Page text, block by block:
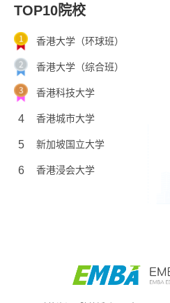
TOP10院校
香港大学（环球班）
香港大学（综合班）
香港科技大学
4 香港城市大学
5 新加坡国立大学
6 香港浸会大学